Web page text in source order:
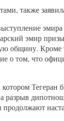
также
эмир
общину.
о том, что